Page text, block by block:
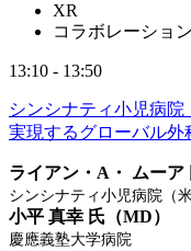
XR
コラボレーション
13:10 - 13:50
シンシナティ小児病
実現するグローバル外
ライアン・A・ ムーア
シンシナティ小児病院（米
小平 真幸 氏（MD）
慶應義塾大学病院